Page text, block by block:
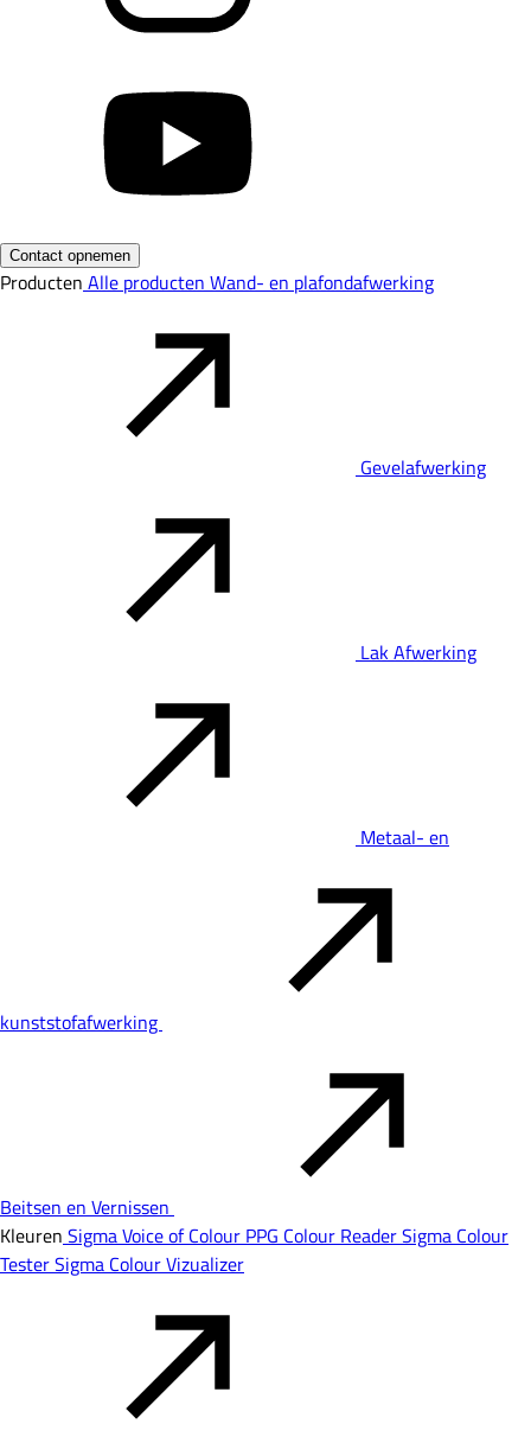
Contact opnemen
Producten Alle producten Wand- en plafondafwerking
Gevelafwerking
Lak Afwerking
Metaal- en
kunststofafwerking
Beitsen en Vernissen
Kleuren Sigma Voice of Colour PPG Colour ReaderSigma Colour
TesterSigma Colour Vizualizer